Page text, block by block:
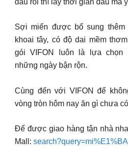
Sợi miến được bổ sung thêm
khoai tây, có độ dai mềm
gói VIFON luôn là lựa chọn
những ngày bận rộn.
Cùng đến với VIFON để
vòng tròn hôm nay ăn gì chưa
Để được giao hàng tận nhà
Mall: